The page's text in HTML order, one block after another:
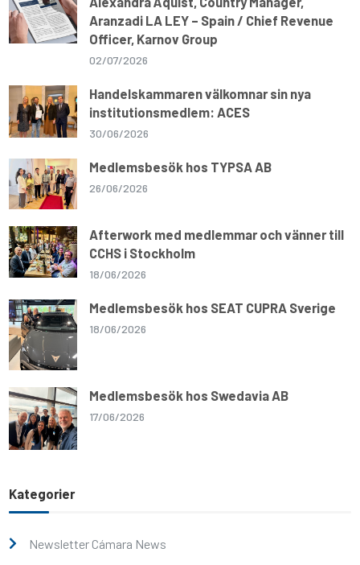
Aranzadi LA LEY – Spain / Chief Revenue
Officer, Karnov Group
02/07/2026
Handelskammaren välkomnar sin nya
institutionsmedlem: ACES
30/06/2026
Medlemsbesök hos TYPSA AB
26/06/2026
Afterwork med medlemmar och vänner till
CCHS i Stockholm
18/06/2026
Medlemsbesök hos SEAT CUPRA Sverige
18/06/2026
Medlemsbesök hos Swedavia AB
17/06/2026
Kategorier
Newsletter Cámara News